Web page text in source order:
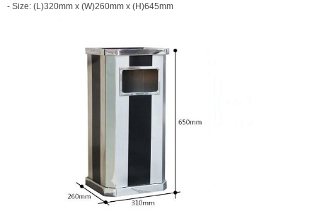
- Size: (L)320mm x (W)260mm x (H)645mm